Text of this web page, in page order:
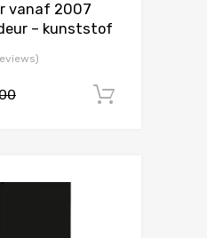
vanaf 2007
– kunststof